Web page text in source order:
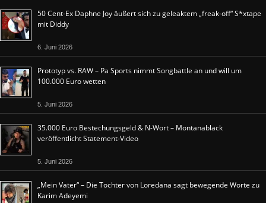
50 Cent-Ex Daphne Joy äußert sich zu geleaktem „freak-off“ S*xtape
mit Diddy
6. Juni 2026
Prototyp vs. RAW – Pa Sports nimmt Songbattle an und will um
100.000 Euro wetten
5. Juni 2026
35.000 Euro Bestechungsgeld & N-Wort – Montanablack
veröffentlicht Statement-Video
5. Juni 2026
„Mein Vater“ – Die Tochter von Loredana sagt bewegende Worte zu
Karim Adeyemi